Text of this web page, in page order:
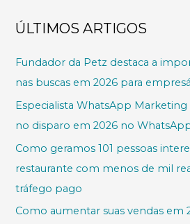
ÚLTIMOS ARTIGOS
Fundador da Petz destaca a
nas buscas em 2026 para
Especialista WhatsApp
no disparo em 2026 no
Como geramos 101 pessoas
restaurante com menos de mil
tráfego pago
Como aumentar suas vendas em